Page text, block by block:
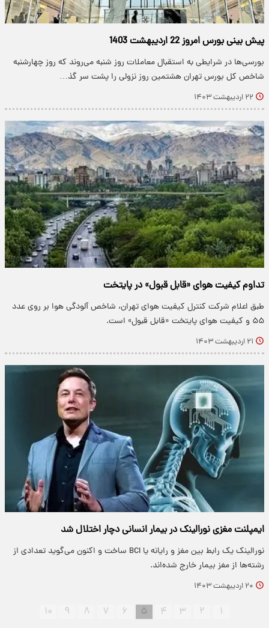
پیش بینی بورس امروز 22 اردیبهشت 1403
بورسی‌ها در شرایطی به استقبال معاملات روز شنبه می‌روند که روز چهارشنبه
شاخص کل بورس تهران هشتمین روز نزولی را پشت سر گذ…
۲۲ اردیبهشت ۱۴۰۳
تداوم کیفیت هوای «قابل قبول» در پایتخت
طبق اعلام شرکت کنترل کیفیت هوای تهران، شاخص آلودگی هوا بر روی عدد
۵۵ و کیفیت هوای پایتخت «قابل قبول» است.
۲۱ اردیبهشت ۱۴۰۳
ایمپلنت مغزی نورالینک در بیمار انسانی دچار اختلال شد
نورالینک یک رابط بین مغز و رایانه یا BCI ساخت و اکنون می‌گوید تعدادی از
رشته‌ها از مغز بیمار خارج شده‌اند.
۲۰ اردیبهشت ۱۴۰۳
۱ ۲ ۳ ۴ ۵ ۶ ۷ ۸ ۹ ۱۰